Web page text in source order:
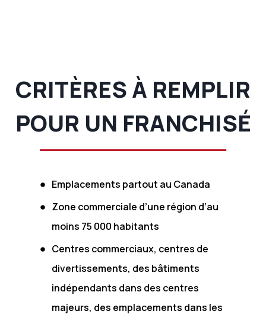
CRITÈRES À REMPLIR
POUR UN FRANCHISÉ
Emplacements partout au Canada
Zone commerciale d’une région d’au
moins 75 000 habitants
Centres commerciaux, centres de
divertissements, des bâtiments
indépendants dans des centres
majeurs, des emplacements dans les